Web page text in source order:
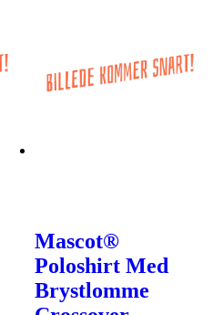
Mascot®
Poloshirt Med
Brystlomme